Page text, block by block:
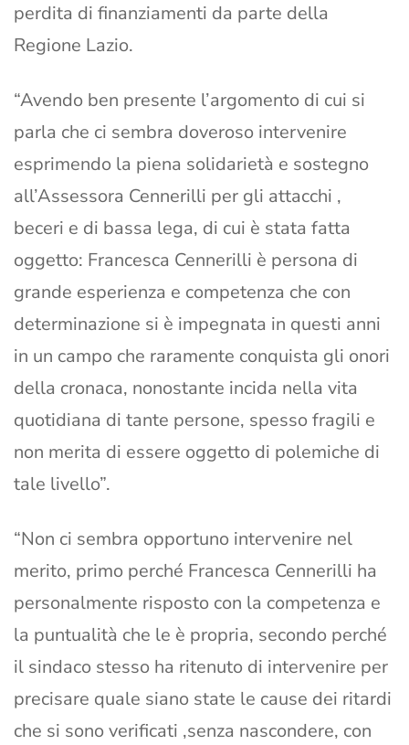
perdita di finanziamenti da parte della
Regione Lazio.
“Avendo ben presente l’argomento di cui si
parla che ci sembra doveroso intervenire
esprimendo la piena solidarietà e sostegno
all’Assessora Cennerilli per gli attacchi ,
beceri e di bassa lega, di cui è stata fatta
oggetto: Francesca Cennerilli è persona di
grande esperienza e competenza che con
determinazione si è impegnata in questi anni
in un campo che raramente conquista gli onori
della cronaca, nonostante incida nella vita
quotidiana di tante persone, spesso fragili e
non merita di essere oggetto di polemiche di
tale livello”.
“Non ci sembra opportuno intervenire nel
merito, primo perché Francesca Cennerilli ha
personalmente risposto con la competenza e
la puntualità che le è propria, secondo perché
il sindaco stesso ha ritenuto di intervenire per
precisare quale siano state le cause dei ritardi
che si sono verificati ,senza nascondere, con